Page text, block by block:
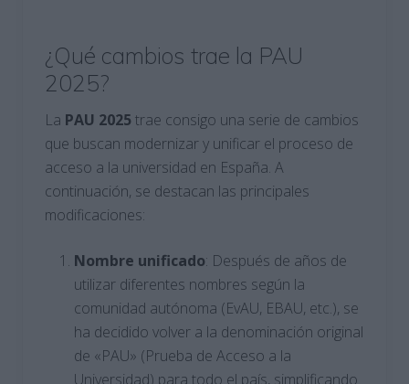
¿Qué cambios trae la PAU
2025?
La PAU 2025 trae consigo una serie de cambios
que buscan modernizar y unificar el proceso de
acceso a la universidad en España. A
continuación, se destacan las principales
modificaciones:
Nombre unificado: Después de años de
utilizar diferentes nombres según la
comunidad autónoma (EvAU, EBAU, etc.), se
ha decidido volver a la denominación original
de «PAU» (Prueba de Acceso a la
Universidad) para todo el país, simplificando